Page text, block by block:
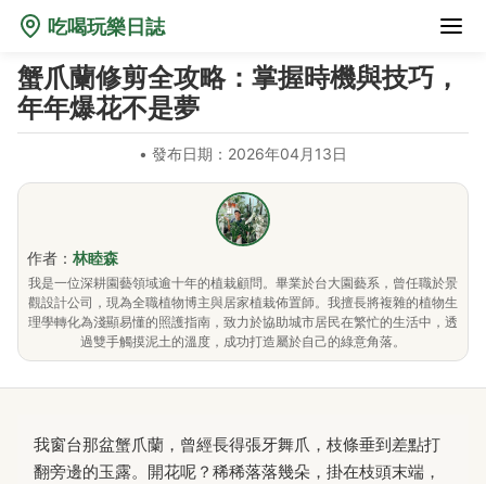
吃喝玩樂日誌
蟹爪蘭修剪全攻略：掌握時機與技巧，
年年爆花不是夢
• 發布日期：2026年04月13日
作者： 林睦森
我是一位深耕園藝領域逾十年的植栽顧問。畢業於台大園藝系，曾任職於景
觀設計公司，現為全職植物博主與居家植栽佈置師。我擅長將複雜的植物生
理學轉化為淺顯易懂的照護指南，致力於協助城市居民在繁忙的生活中，透
過雙手觸摸泥土的溫度，成功打造屬於自己的綠意角落。
我窗台那盆蟹爪蘭，曾經長得張牙舞爪，枝條垂到差點打
翻旁邊的玉露。開花呢？稀稀落落幾朵，掛在枝頭末端，